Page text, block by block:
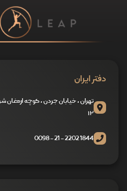
دفتر ایران
۱۲
1844 2202 - 21 - 0098